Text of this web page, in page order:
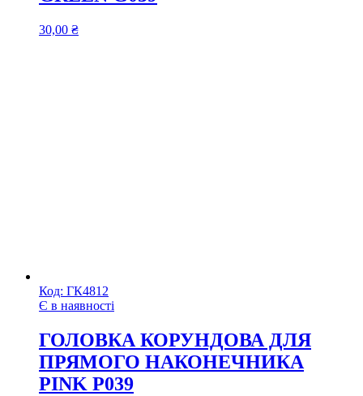
30,00 ₴
Код: ГК4812
Є в наявності
ГОЛОВКА КОРУНДОВА ДЛЯ
ПРЯМОГО НАКОНЕЧНИКА
PINK P039